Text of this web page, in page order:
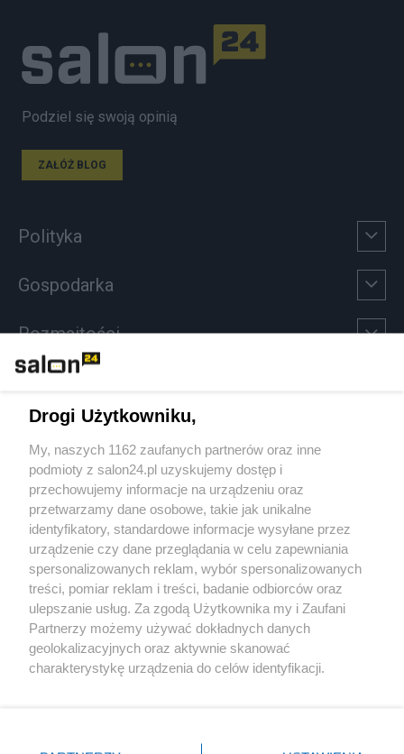
Podziel się swoją opinią
ZAŁÓŻ BLOG
Polityka
Gospodarka
Rozmaitości
Sport
Społeczeństwo
Kultura
X Facebook Instagram Youtube
Drogi Użytkowniku,
My, naszych 1162 zaufanych partnerów oraz inne
podmioty z salon24.pl uzyskujemy dostęp i
przechowujemy informacje na urządzeniu oraz
przetwarzamy dane osobowe, takie jak unikalne
identyfikatory, standardowe informacje wysyłane przez
urządzenie czy dane przeglądania w celu zapewniania
spersonalizowanych reklam, wybór spersonalizowanych
treści, pomiar reklam i treści, badanie odbiorców oraz
ulepszanie usług. Za zgodą Użytkownika my i Zaufani
Partnerzy możemy używać dokładnych danych
geolokalizacyjnych oraz aktywnie skanować
charakterystykę urządzenia do celów identyfikacji.
zmienić/wycofać klikając przycisk ustawień prywatności